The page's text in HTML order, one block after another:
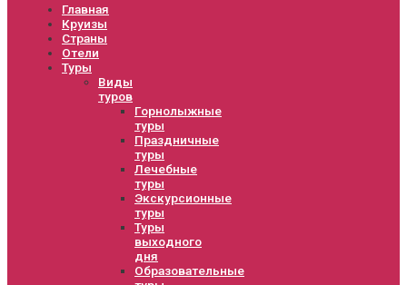
Главная
Круизы
Страны
Отели
Туры
Виды
туров
Горнолыжные
туры
Праздничные
туры
Лечебные
туры
Экскурсионные
туры
Туры
выходного
дня
Образовательные